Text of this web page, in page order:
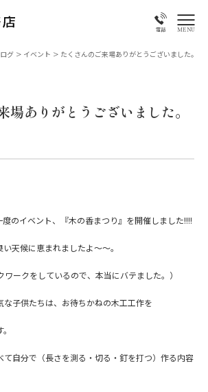
電話 MENU
グ > イベント > たくさんのご来場ありがとうございました。
場ありがとうございました。
のイベント、 『木の香まつり』 を開催しました!!!!
天候に恵まれましたよ～～。
ワークをしているので、本当にバテました。）
な子供たちは、お待ちかねの木工工作を
て自分で（長さを測る・切る・釘を打つ）作る内容